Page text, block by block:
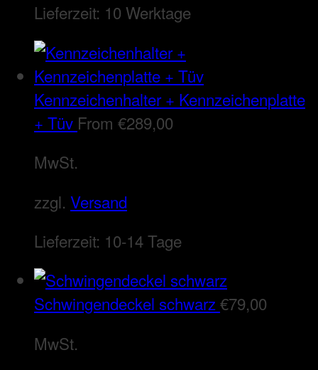
Lieferzeit: 10 Werktage
Kennzeichenhalter + Kennzeichenplatte
+ Tüv From €289,00
MwSt.
zzgl. Versand
Lieferzeit: 10-14 Tage
Schwingendeckel schwarz€79,00
MwSt.